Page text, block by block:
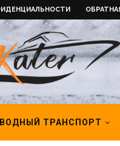
ВОДНЫЙ ТРАНСПОРТ